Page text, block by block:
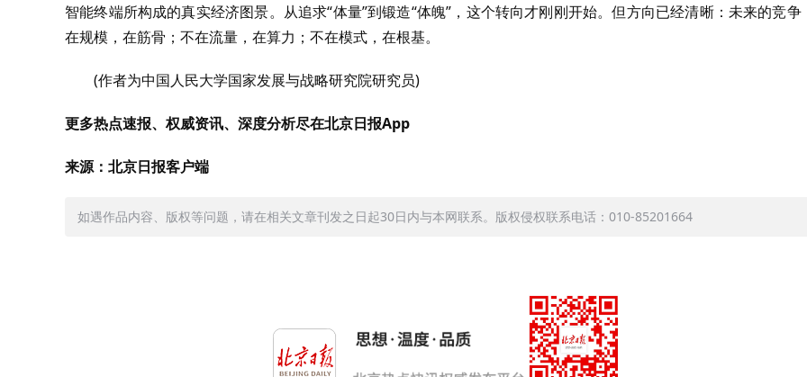
智能终端所构成的真实经济图景。从追求“体量”到锻造“体魄”，这个转向才刚刚开始。但方向已经清晰：未来的竞争
在规模，在筋骨；不在流量，在算力；不在模式，在根基。
(作者为中国人民大学国家发展与战略研究院研究员)
更多热点速报、权威资讯、深度分析尽在北京日报App
来源：北京日报客户端
如遇作品内容、版权等问题，请在相关文章刊发之日起30日内与本网联系。版权侵权联系电话：010-85201664